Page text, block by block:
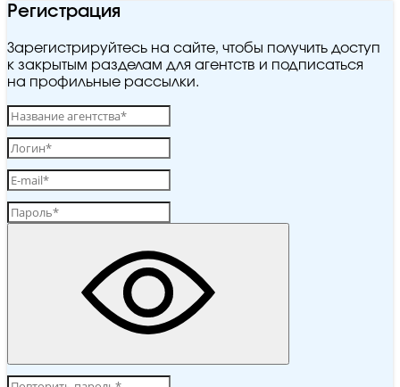
Регистрация
Зарегистрируйтесь на сайте, чтобы получить доступ
к закрытым разделам для агентств и подписаться
на профильные рассылки.